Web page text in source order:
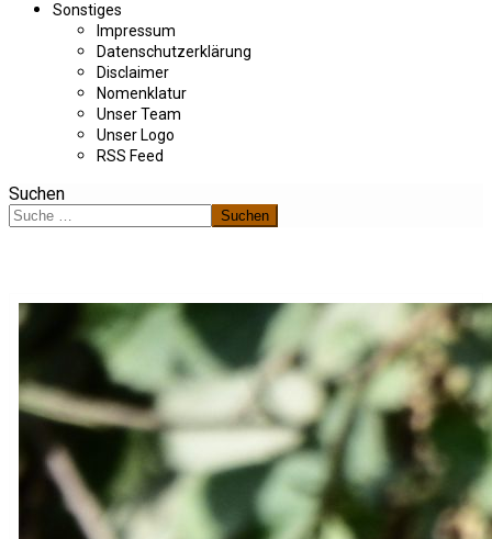
Sonstiges
Impressum
Datenschutzerklärung
Disclaimer
Nomenklatur
Unser Team
Unser Logo
RSS Feed
Suchen
Suchen